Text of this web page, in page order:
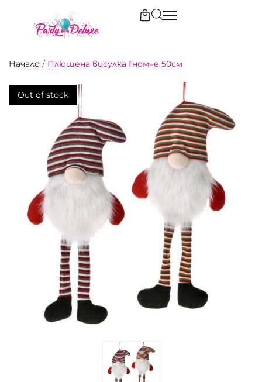
Начало / Плюшена висулка Гномче 50см
Out of stock
Out of stock